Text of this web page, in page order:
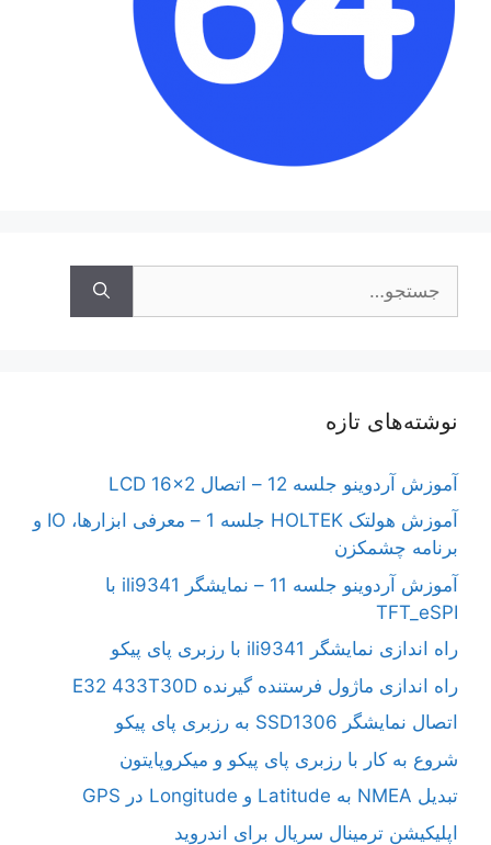
نوشته‌های تازه
آموزش آردوینو جلسه 12 – اتصال LCD 16×2
آموزش هولتک HOLTEK جلسه 1 – معرفی ابزارها، IO و
برنامه چشمکزن
آموزش آردوینو جلسه 11 – نمایشگر ili9341 با
TFT_eSPI
راه اندازی نمایشگر ili9341 با رزبری پای پیکو
راه اندازی ماژول فرستنده گیرنده E32 433T30D
اتصال نمایشگر SSD1306 به رزبری پای پیکو
شروع به کار با رزبری پای پیکو و میکروپایتون
تبدیل NMEA به Latitude و Longitude در GPS
اپلیکیشن ترمینال سریال برای اندروید